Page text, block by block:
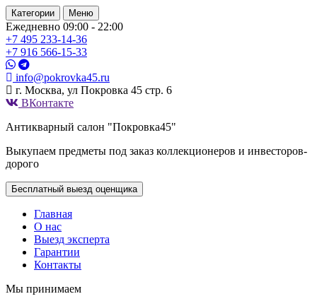
Категории Меню
Ежедневно 09:00 - 22:00
+7 495 233-14-36
+7 916 566-15-33
info@pokrovka45.ru
г. Москва, ул Покровка 45 стр. 6
ВКонтакте
Антикварный салон "Покровка45"
Выкупаем предметы под заказ коллекционеров и инвесторов-
дорого
Бесплатный выезд оценщика
Главная
О нас
Выезд эксперта
Гарантии
Контакты
Мы принимаем